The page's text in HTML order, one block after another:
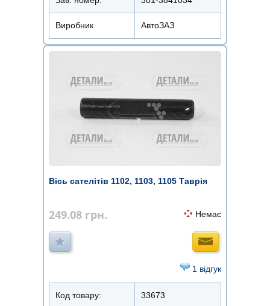
Виробник АвтоЗАЗ
Вісь сателітів 1102, 1103, 1105 Таврія
249.08 грн. Немає
1 відгук
Код товару: 33673